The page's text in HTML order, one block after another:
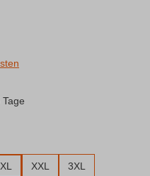
XL XXL 3XL